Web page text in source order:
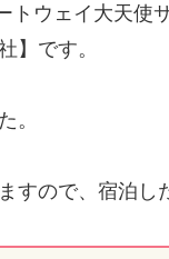
トウェイ大天使
】です。
。
すので、宿泊し